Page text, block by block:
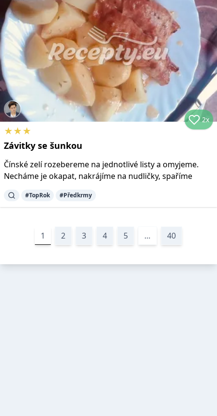
2x
★★★
Závitky se šunkou
Čínské zelí rozebereme na jednotlivé listy a omyjeme.
Necháme je okapat, nakrájíme na nudličky, spaříme
#TopRok #Předkrmy
1 2 3 4 5 … 40